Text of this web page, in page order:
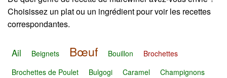
Choisissez un plat ou un ingrédient pour voir les recettes
correspondantes.
Ail Beignets Bœuf Bouillon
Brochettes
Brochettes de Poulet
Bulgogi Caramel Champignons